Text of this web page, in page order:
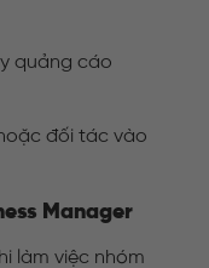
quảng cáo
đối tác vào
Manager
làm việc nhóm